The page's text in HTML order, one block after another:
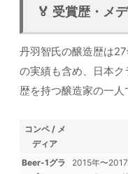
🏅 受賞歴・メ
丹羽智氏の醸造歴は
の実績も含め、日本
歴を持つ醸造家の一人
コンペ / メ
ディア
Beer-1グラ
2015年〜